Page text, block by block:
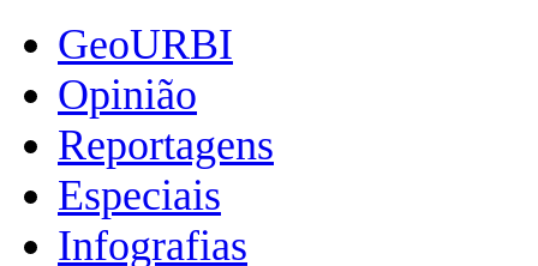
GeoURBI
Opinião
Reportagens
Especiais
Infografias